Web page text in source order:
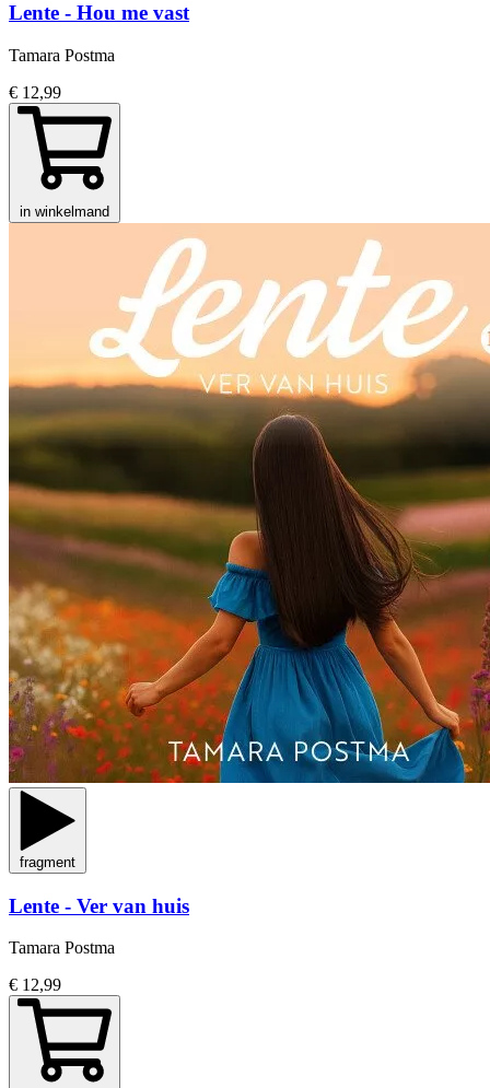
Lente - Hou me vast
Tamara Postma
€ 12,99
in winkelmand
fragment
Lente - Ver van huis
Tamara Postma
€ 12,99